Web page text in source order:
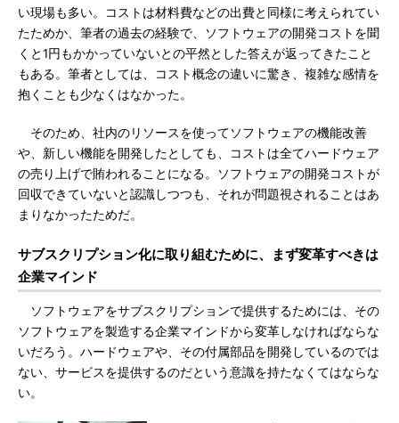
い現場も多い。コストは材料費などの出費と同様に考えられてい
たためか、筆者の過去の経験で、ソフトウェアの開発コストを聞
くと1円もかかっていないとの平然とした答えが返ってきたこと
もある。筆者としては、コスト概念の違いに驚き、複雑な感情を
抱くことも少なくはなかった。
そのため、社内のリソースを使ってソフトウェアの機能改善
や、新しい機能を開発したとしても、コストは全てハードウェア
の売り上げで賄われることになる。ソフトウェアの開発コストが
回収できていないと認識しつつも、それが問題視されることはあ
まりなかったためだ。
サブスクリプション化に取り組むために、まず変革すべきは
企業マインド
ソフトウェアをサブスクリプションで提供するためには、その
ソフトウェアを製造する企業マインドから変革しなければならな
いだろう。ハードウェアや、その付属部品を開発しているのでは
ない、サービスを提供するのだという意識を持たなくてはならな
い。